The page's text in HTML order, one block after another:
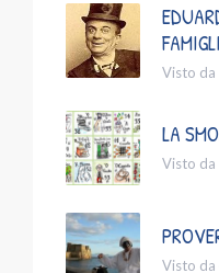
Visto
LA
Visto da
Visto